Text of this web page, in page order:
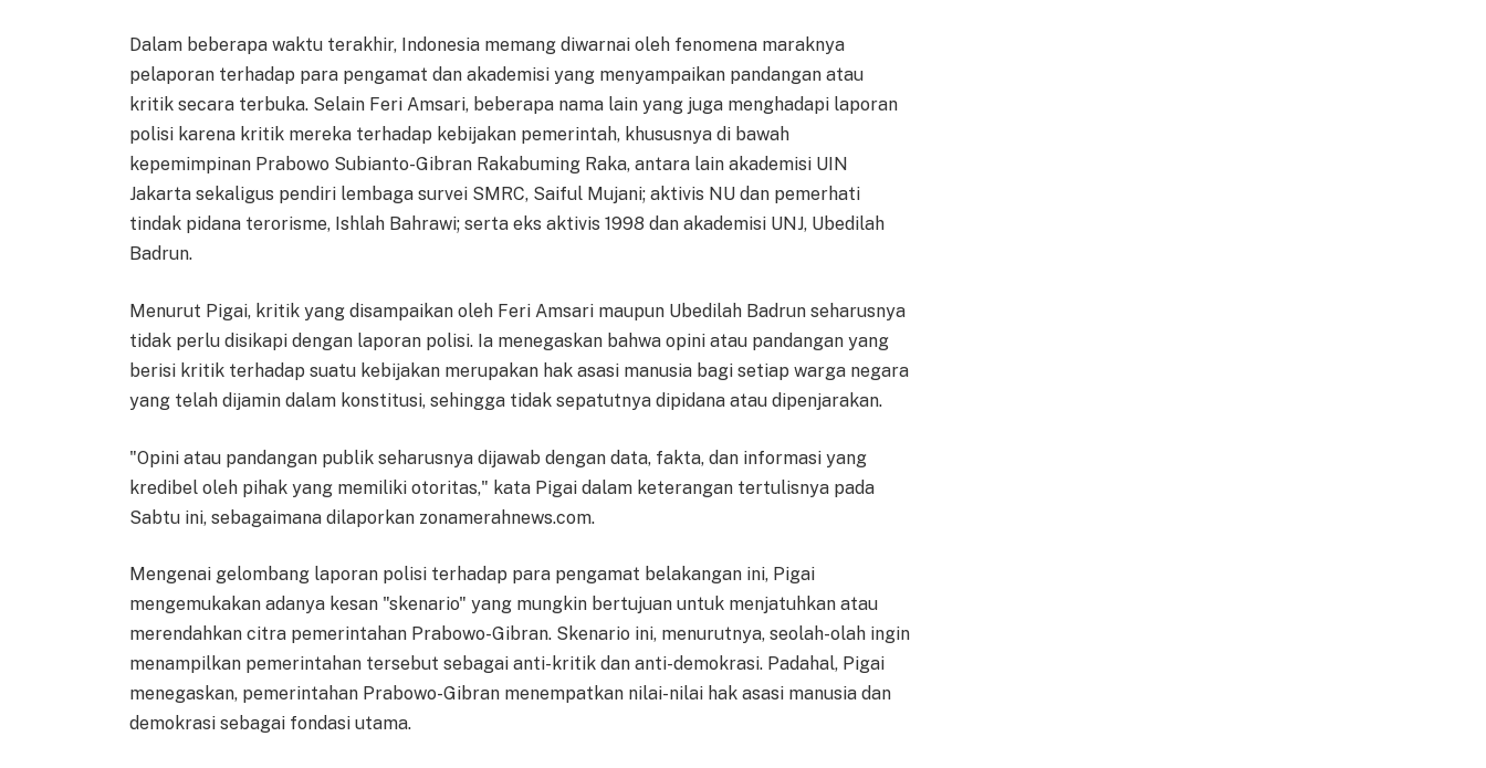
Dalam beberapa waktu terakhir, Indonesia memang diwarnai oleh fenomena maraknya
pelaporan terhadap para pengamat dan akademisi yang menyampaikan pandangan atau
kritik secara terbuka. Selain Feri Amsari, beberapa nama lain yang juga menghadapi laporan
polisi karena kritik mereka terhadap kebijakan pemerintah, khususnya di bawah
kepemimpinan Prabowo Subianto-Gibran Rakabuming Raka, antara lain akademisi UIN
Jakarta sekaligus pendiri lembaga survei SMRC, Saiful Mujani; aktivis NU dan pemerhati
tindak pidana terorisme, Ishlah Bahrawi; serta eks aktivis 1998 dan akademisi UNJ, Ubedilah
Badrun.
Menurut Pigai, kritik yang disampaikan oleh Feri Amsari maupun Ubedilah Badrun seharusnya
tidak perlu disikapi dengan laporan polisi. Ia menegaskan bahwa opini atau pandangan yang
berisi kritik terhadap suatu kebijakan merupakan hak asasi manusia bagi setiap warga negara
yang telah dijamin dalam konstitusi, sehingga tidak sepatutnya dipidana atau dipenjarakan.
"Opini atau pandangan publik seharusnya dijawab dengan data, fakta, dan informasi yang
kredibel oleh pihak yang memiliki otoritas," kata Pigai dalam keterangan tertulisnya pada
Sabtu ini, sebagaimana dilaporkan zonamerahnews.com.
Mengenai gelombang laporan polisi terhadap para pengamat belakangan ini, Pigai
mengemukakan adanya kesan "skenario" yang mungkin bertujuan untuk menjatuhkan atau
merendahkan citra pemerintahan Prabowo-Gibran. Skenario ini, menurutnya, seolah-olah ingin
menampilkan pemerintahan tersebut sebagai anti-kritik dan anti-demokrasi. Padahal, Pigai
menegaskan, pemerintahan Prabowo-Gibran menempatkan nilai-nilai hak asasi manusia dan
demokrasi sebagai fondasi utama.